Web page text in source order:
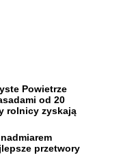
Powietrze
od 20
rolnicy zyskają
przetwory